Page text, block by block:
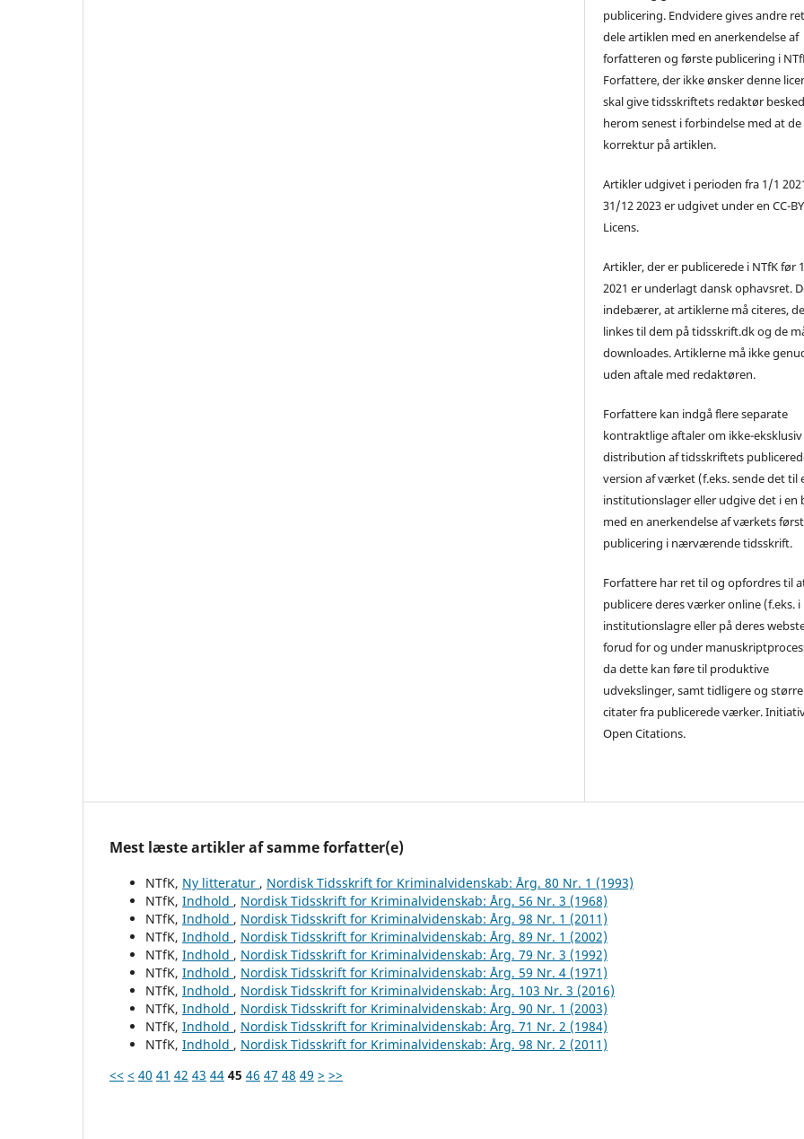
publicering. Endvidere gives andre
dele artiklen med en anerkendelse af
forfatteren og første publicering i
Forfattere, der ikke ønsker denne
skal give tidsskriftets redaktør besked
herom senest i forbindelse med at
korrektur på artiklen.
Artikler udgivet i perioden fra 1/1
31/12 2023 er udgivet under en CC-
Licens.
Artikler, der er publicerede i NTfK før
2021 er underlagt dansk ophavsret.
indebærer, at artiklerne må citeres,
linkes til dem på tidsskrift.dk og de
downloades. Artiklerne må ikke
uden aftale med redaktøren.
Forfattere kan indgå flere separate
kontraktlige aftaler om ikke-eksklusiv
distribution af tidsskriftets
version af værket (f.eks. sende det til
institutionslager eller udgive det i en
med en anerkendelse af værkets
publicering i nærværende tidsskrift.
Forfattere har ret til og opfordres til
publicere deres værker online (f.eks. i
institutionslagre eller på deres
forud for og under
da dette kan føre til produktive
udvekslinger, samt tidligere og større
citater fra publicerede værker.
Open Citations.
Mest læste artikler af samme forfatter(e)
NTfK, Ny litteratur , Nordisk Tidsskrift for Kriminalvidenskab: Årg. 80 Nr. 1 (1993)
NTfK, Indhold , Nordisk Tidsskrift for Kriminalvidenskab: Årg. 56 Nr. 3 (1968)
NTfK, Indhold , Nordisk Tidsskrift for Kriminalvidenskab: Årg. 98 Nr. 1 (2011)
NTfK, Indhold , Nordisk Tidsskrift for Kriminalvidenskab: Årg. 89 Nr. 1 (2002)
NTfK, Indhold , Nordisk Tidsskrift for Kriminalvidenskab: Årg. 79 Nr. 3 (1992)
NTfK, Indhold , Nordisk Tidsskrift for Kriminalvidenskab: Årg. 59 Nr. 4 (1971)
NTfK, Indhold , Nordisk Tidsskrift for Kriminalvidenskab: Årg. 103 Nr. 3 (2016)
NTfK, Indhold , Nordisk Tidsskrift for Kriminalvidenskab: Årg. 90 Nr. 1 (2003)
NTfK, Indhold , Nordisk Tidsskrift for Kriminalvidenskab: Årg. 71 Nr. 2 (1984)
NTfK, Indhold , Nordisk Tidsskrift for Kriminalvidenskab: Årg. 98 Nr. 2 (2011)
<< < 40 41 42 43 44 45 46 47 48 49 > >>